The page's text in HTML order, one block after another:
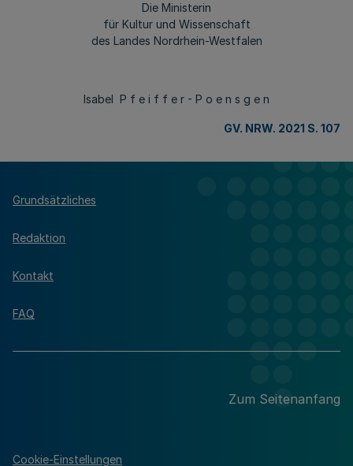
Die Ministerin
für Kultur und Wissenschaft
des Landes Nordrhein-Westfalen
Isabel P f e i f f e r - P o e n s g e n
GV. NRW. 2021 S. 107
Grundsätzliches
Redaktion
Kontakt
FAQ
Zum Seitenanfang
Cookie-Einstellungen